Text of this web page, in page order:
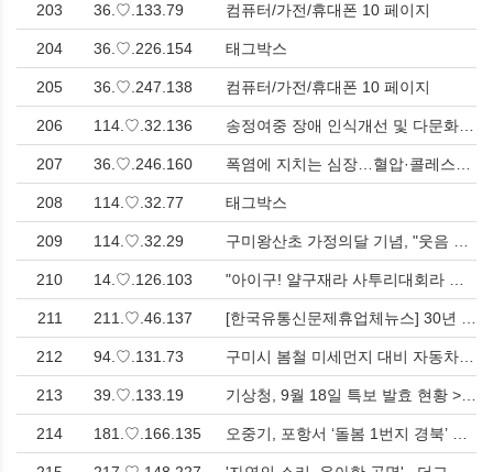
203 36.♡.133.79 컴퓨터/가전/휴대폰 10 페이지
204 36.♡.226.154 태그박스
205 36.♡.247.138 컴퓨터/가전/휴대폰 10 페이지
206 114.♡.32.136
207 36.♡.246.160
208 114.♡.32.77 태그박스
209 114.♡.32.29
210 14.♡.126.103
211 211.♡.46.137
212 94.♡.131.73
213 39.♡.133.19
214 181.♡.166.135